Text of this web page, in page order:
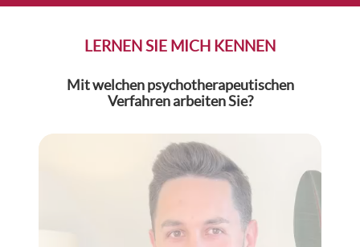
LERNEN SIE MICH KENNEN
Mit welchen psychotherapeutischen
Verfahren arbeiten Sie?